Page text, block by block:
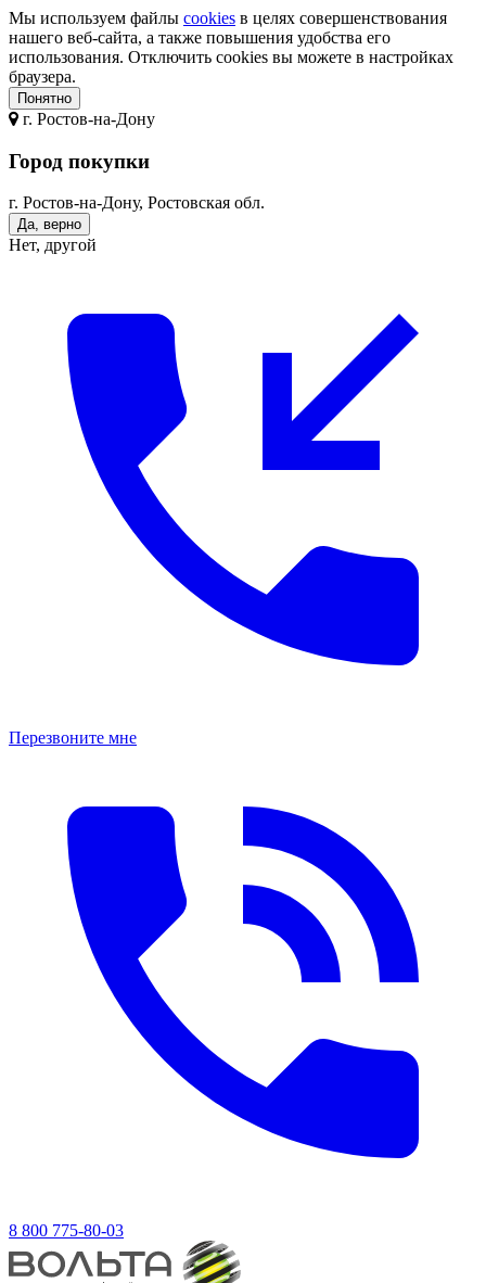
Мы используем файлы cookies в целях совершенствования
нашего веб-сайта, а также повышения удобства его
использования. Отключить cookies вы можете в настройках
браузера.
Понятно
г. Ростов-на-Дону
Город покупки
г. Ростов-на-Дону, Ростовская обл.
Да, верно
Нет, другой
Перезвоните мне
8 800 775-80-03